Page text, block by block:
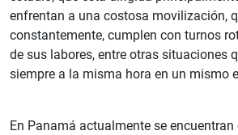
enfrentan a una costosa movilización,
constantemente, cumplen con turnos
de sus labores, entre otras situaciones
siempre a la misma hora en un mismo
En Panamá actualmente se